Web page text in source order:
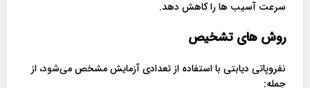
سرعت آسیب ها را کاهش دهد.
روش های تشخیص
نفروپاتی دیابتی با استفاده از تعدادی آزمایش مشخص می‌شود، از
جمله: